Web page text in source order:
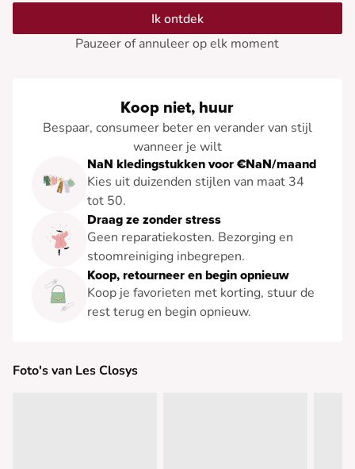
Ik ontdek
Pauzeer of annuleer op elk moment
Koop niet, huur
Bespaar, consumeer beter en verander van stijl
wanneer je wilt
NaN kledingstukken voor €NaN/maand
Kies uit duizenden stijlen van maat 34
tot 50.
Draag ze zonder stress
Geen reparatiekosten. Bezorging en
stoomreiniging inbegrepen.
Koop, retourneer en begin opnieuw
Koop je favorieten met korting, stuur de
rest terug en begin opnieuw.
Foto's van Les Closys